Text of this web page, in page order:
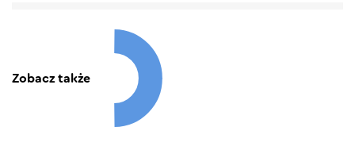
Zobacz także